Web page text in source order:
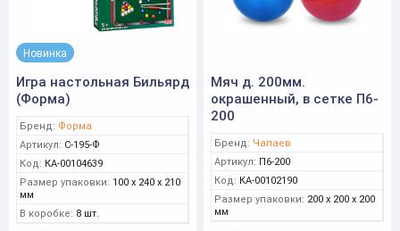
Новинка
Игра настольная Бильярд
(Форма)
Бренд: Форма
Артикул: С-195-Ф
Код: КА-00104639
Размер упаковки: 100 x 240 x 210
мм
В коробке: 8 шт.
Мяч д. 200мм.
окрашенный, в сетке П6-
200
Бренд: Чапаев
Артикул: П6-200
Код: КА-00102190
Размер упаковки: 200 x 200 x 200
мм